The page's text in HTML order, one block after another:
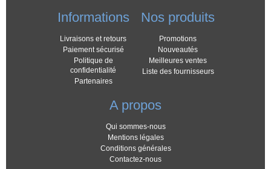
Informations
Livraisons et retours
Paiement sécurisé
Politique de
confidentialité
Partenaires
Nos produits
Promotions
Nouveautés
Meilleures ventes
Liste des fournisseurs
A propos
Qui sommes-nous
Mentions légales
Conditions générales
Contactez-nous